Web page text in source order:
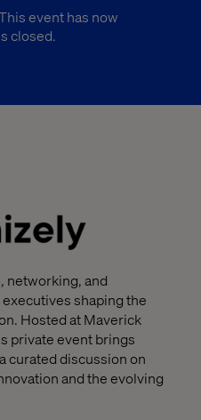
event has now
closed.
networking, and
shaping the
Hosted at Maverick
private event brings
curated discussion on
and the evolving